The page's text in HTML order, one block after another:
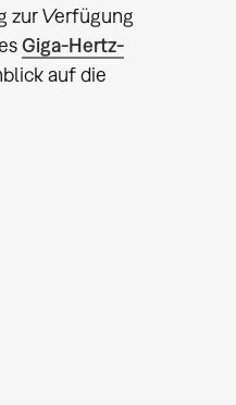
zur Verfügung
Giga-Hertz-
auf die